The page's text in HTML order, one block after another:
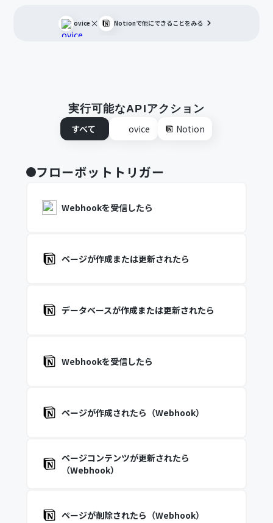
ovice × Notionで他にできることをみる
実行可能なAPIアクション
すべて
ovice Notion
フローボットトリガー
Webhookを受信したら
ページが作成または更新されたら
データベースが作成または更新されたら
Webhookを受信したら
ページが作成されたら（Webhook）
ページコンテンツが更新されたら
（Webhook）
ページが削除されたら（Webhook）